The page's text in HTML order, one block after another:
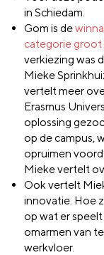
in Schiedam.
Gom is de
categorie groot
verkiezing was
Mieke
vertelt meer
Erasmus
oplossing
op de campus,
opruimen
Mieke vertelt
Ook vertelt
innovatie. Hoe
op wat er
omarmen van
werkvloer.